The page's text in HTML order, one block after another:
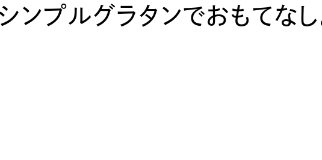
ンプルグラタンでおもてなし